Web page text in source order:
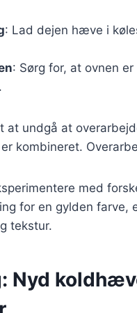
: Lad dejen hæve i
: Sørg for, at ovnen
at undgå at
kombineret.
med
for en gylden farve,
tekstur.
Nyd